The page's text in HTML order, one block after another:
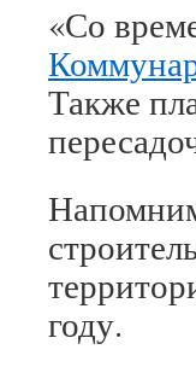
«Со
Также
году.